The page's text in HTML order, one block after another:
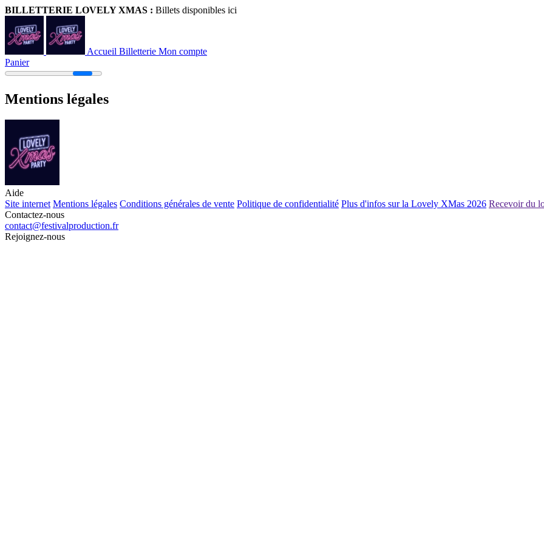
BILLETTERIE LOVELY XMAS : Billets disponibles ici
Accueil Billetterie Mon compte
Panier
Mentions légales
Aide
Site internet Mentions légales Conditions générales de vente Politique de confidentialité Plus d'infos sur la Lovely XMas 2026 Recevoir du
Contactez-nous
contact@festivalproduction.fr
Rejoignez-nous